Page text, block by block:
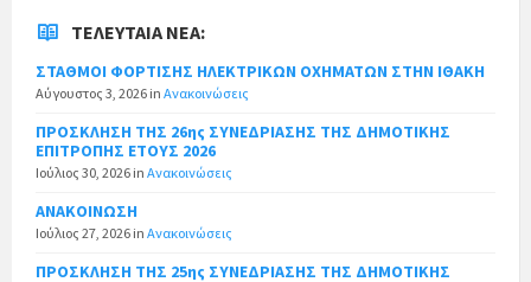
ΤΕΛΕΥΤΑΊΑ ΝΈΑ:
ΣΤΑΘΜΟΙ ΦΟΡΤΙΣΗΣ ΗΛΕΚΤΡΙΚΩΝ ΟΧΗΜΑΤΩΝ ΣΤΗΝ ΙΘΑΚΗ
Αύγουστος 3, 2026 in Ανακοινώσεις
ΠΡΟΣΚΛΗΣΗ ΤΗΣ 26ης ΣΥΝΕΔΡΙΑΣΗΣ ΤΗΣ ΔΗΜΟΤΙΚΗΣ
ΕΠΙΤΡΟΠΗΣ ΕΤΟΥΣ 2026
Ιούλιος 30, 2026 in Ανακοινώσεις
ΑΝΑΚΟΙΝΩΣΗ
Ιούλιος 27, 2026 in Ανακοινώσεις
ΠΡΟΣΚΛΗΣΗ ΤΗΣ 25ης ΣΥΝΕΔΡΙΑΣΗΣ ΤΗΣ ΔΗΜΟΤΙΚΗΣ